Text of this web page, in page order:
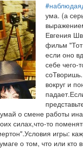
#
ума. (а
Евгения
фильм
если оно
себе чего-
вокруг и
о смене работы
силах,что-то
игры:
о том, что или